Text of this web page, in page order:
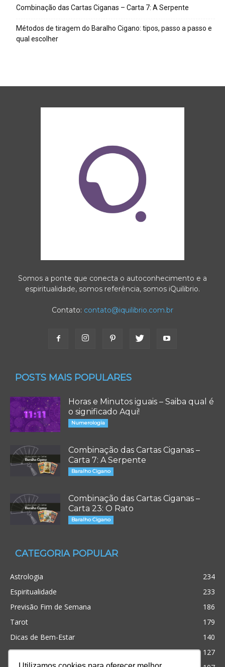
Combinação das Cartas Ciganas – Carta 7: A Serpente
Métodos de tiragem do Baralho Cigano: tipos, passo a passo e
qual escolher
Somos a ponte que conecta o autoconhecimento e a
espiritualidade, somos referência, somos iQuilibrio.
Contato: contato@iquilibrio.com.br
POSTS MAIS POPULARES
Horas e Minutos iguais – Saiba qual é
o significado Aqui!
Numerologia
Combinação das Cartas Ciganas –
Carta 7: A Serpente
Baralho Cigano
Combinação das Cartas Ciganas –
Carta 23: O Rato
Baralho Cigano
CATEGORIA POPULAR
Astrologia
234
Espiritualidade
233
Previsão Fim de Semana
186
Tarot
179
Dicas de Bem-Estar
140
Cristianismo
127